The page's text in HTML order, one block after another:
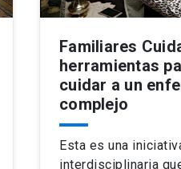
Familiares
herramientas
cuidar a un
complejo
Esta es una
interdisciplinaria